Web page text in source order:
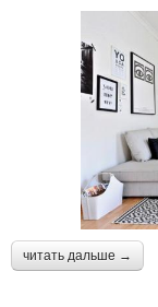
читать дальше →